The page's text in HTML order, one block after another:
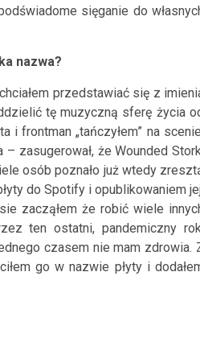
sięganie do
nazwa?
przedstawiać się z
tę muzyczną sferę życia
frontman „tańczyłem” na
zasugerował, że Wounded
osób poznało już wtedy
do Spotify i opublikowaniem
zacząłem że robić wiele
ten ostatni, pandemiczny
czasem nie mam zdrowia.
go w nazwie płyty i